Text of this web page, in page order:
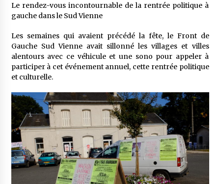
Le rendez-vous incontournable de la rentrée politique à
gauche dans le Sud Vienne
Les semaines qui avaient précédé la fête, le Front de
Gauche Sud Vienne avait sillonné les villages et villes
alentours avec ce véhicule et une sono pour appeler à
participer à cet événement annuel, cette rentrée politique
et culturelle.